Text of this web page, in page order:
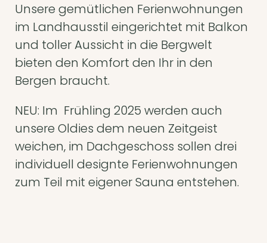
Unsere gemütlichen Ferienwohnungen
im Landhausstil eingerichtet mit Balkon
und toller Aussicht in die Bergwelt
bieten den Komfort den Ihr in den
Bergen braucht.
NEU: Im Frühling 2025 werden auch
unsere Oldies dem neuen Zeitgeist
weichen, im Dachgeschoss sollen drei
individuell designte Ferienwohnungen
zum Teil mit eigener Sauna entstehen.